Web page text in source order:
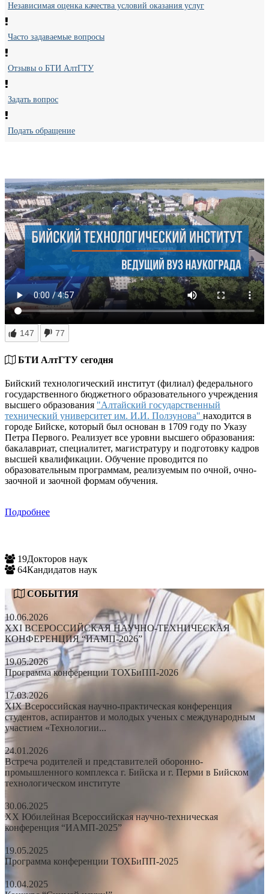
Независимая оценка качества условий оказания услуг
Часто задаваемые вопросы
Отзывы о БТИ АлтГТУ
Задать вопрос
Подать обращение
147 77
БТИ АлтГТУ сегодня
Бийский технологический институт (филиал) федерального
государственного бюджетного образовательного учреждения
высшего образования "Алтайский государственный
технический университет им. И.И. Ползунова" находится в
городе Бийске, который был основан в 1709 году по Указу
Петра Первого. Реализует все уровни высшего образования:
бакалавриат, специалитет, магистратуру и подготовку кадров
высшей квалификации. Обучение проводится по
образовательным программам, реализуемым по очной, очно-
заочной и заочной формам обучения.
Подробнее
19Докторов наук
64Кандидатов наук
СОБЫТИЯ
10.06.2026
XXI ВСЕРОССИЙСКАЯ НАУЧНО-ТЕХНИЧЕСКАЯ
КОНФЕРЕНЦИЯ “ИАМП-2026”
19.05.2026
Программа конференции ТОХБиПП-2026
17.03.2026
XIX Всероссийская научно-практическая конференция
студентов, аспирантов и молодых ученых с международным
участием «Технологии...
24.01.2026
Встреча родителей и представителей оборонно-
промышленного комплекса г. Бийска и г. Перми в Бийском
технологическом институте
30.06.2025
XX Юбилейная Всероссийская научно-техническая
конференция “ИАМП-2025”
19.05.2025
Программа конференции ТОХБиПП-2025
10.04.2025